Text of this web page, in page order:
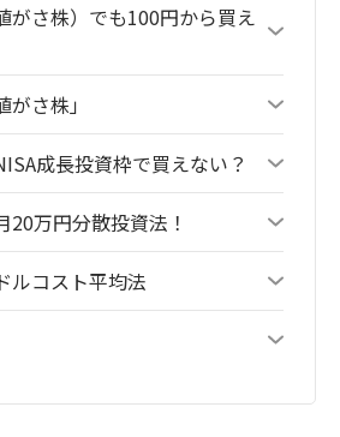
がさ株）でも100円から買え
さ株」
成長投資枠で買えない？
20万円分散投資法！
ルコスト平均法